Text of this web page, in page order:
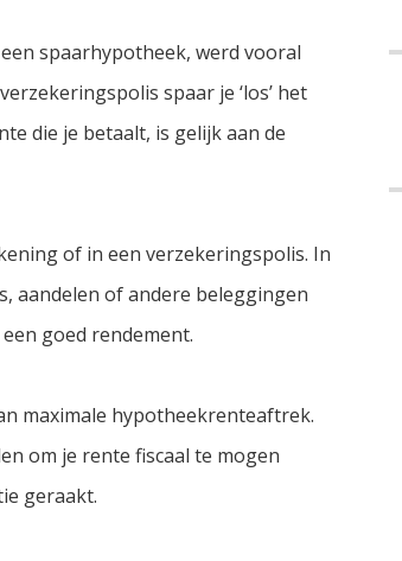
spaarhypotheek, werd vooral
spaar je ‘los’ het
die je betaalt, is gelijk aan de
of in een verzekeringspolis. In
aandelen of andere beleggingen
goed rendement.
maximale hypotheekrenteaftrek.
om je rente fiscaal te mogen
geraakt.